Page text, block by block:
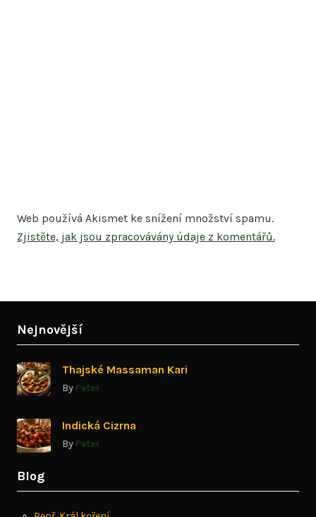
Web používá Akismet ke snížení množství spamu.
Zjistěte, jak jsou zpracovávány údaje z komentářů.
Nejnovější
Thajské Massaman Kari
By Peter
Indická Cizrna
By Peter
Blog